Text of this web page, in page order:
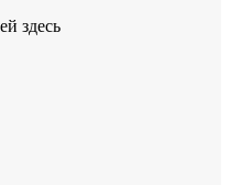
здесь